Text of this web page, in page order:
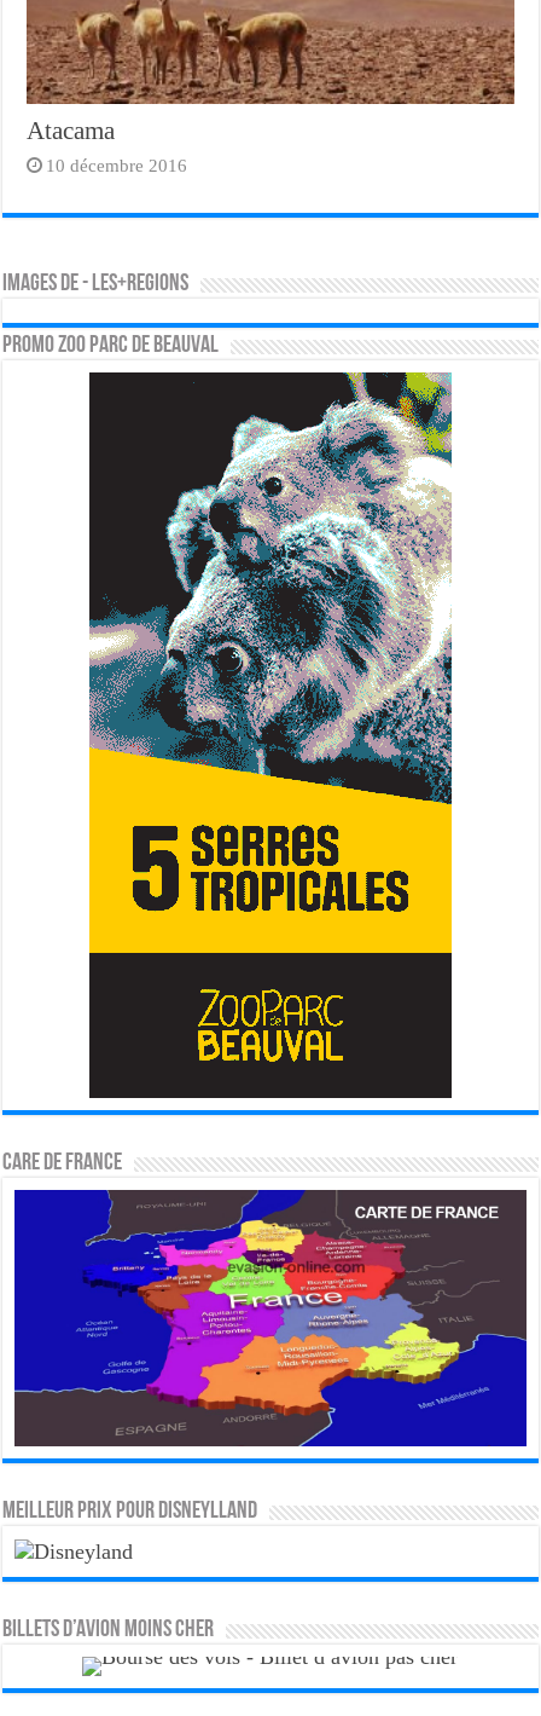
Atacama
10 décembre 2016
Images de - les+regions
PROMO ZOO PARC DE BEAUVAL
CARE DE FRANCE
MEILLEUR PRIX POUR DISNEYLLAND
Billets d’avion moins cher